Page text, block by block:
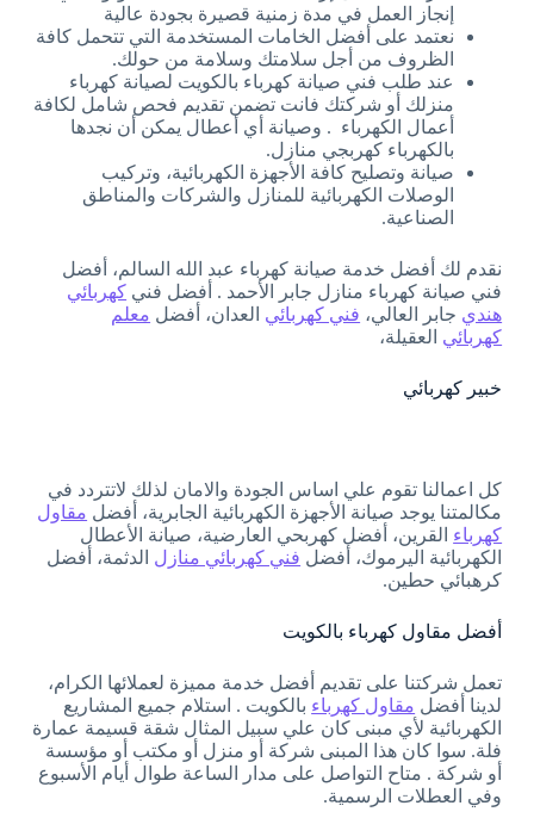
إنجاز العمل في مدة زمنية قصيرة بجودة عالية
نعتمد على أفضل الخامات المستخدمة التي تتحمل كافة
الظروف من أجل سلامتك وسلامة من حولك.
عند طلب فني صيانة كهرباء بالكويت لصيانة كهرباء
منزلك أو شركتك فانت تضمن تقديم فحص شامل لكافة
أعمال الكهرباء . وصيانة أي أعطال يمكن أن نجدها
بالكهرباء كهربجي منازل.
صيانة وتصليح كافة الأجهزة الكهربائية، وتركيب
الوصلات الكهربائية للمنازل والشركات والمناطق
الصناعية.
نقدم لك أفضل خدمة صيانة كهرباء عبد الله السالم، أفضل
فني صيانة كهرباء منازل جابر الأحمد . أفضل فني كهربائي
هندي جابر العالي، فني كهربائي العدان، أفضل معلم
كهربائي العقيلة،
خبير كهربائي
كل اعمالنا تقوم علي اساس الجودة والامان لذلك لاتتردد في
مكالمتنا يوجد صيانة الأجهزة الكهربائية الجابرية، أفضل مقاول
كهرباء القرين، أفضل كهربحي العارضية، صيانة الأعطال
الكهربائية اليرموك، أفضل فني كهربائي منازل الدثمة، أفضل
كرهبائي حطين.
أفضل مقاول كهرباء بالكويت
تعمل شركتنا على تقديم أفضل خدمة مميزة لعملائها الكرام،
لدينا أفضل مقاول كهرباء بالكويت . استلام جميع المشاريع
الكهربائية لأي مبنى كان علي سبيل المثال شقة قسيمة عمارة
فلة. سوا كان هذا المبنى شركة أو منزل أو مكتب أو مؤسسة
أو شركة . متاح التواصل على مدار الساعة طوال أيام الأسبوع
وفي العطلات الرسمية.